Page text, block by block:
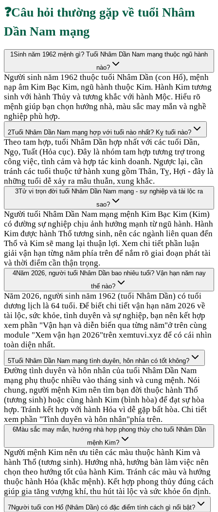
❓Câu hỏi thường gặp về tuổi Nhâm
Dần Nam mạng
1Sinh năm 1962 mệnh gì? Tuổi Nhâm Dần Nam mạng thuộc ngũ hành
nào?
Người sinh năm 1962 thuộc tuổi Nhâm Dần (con Hổ), mệnh
nạp âm Kim Bạc Kim, ngũ hành thuộc Kim. Hành Kim tương
sinh với hành Thủy và tương khắc với hành Mộc. Hiểu rõ
mệnh giúp bạn chọn hướng nhà, màu sắc may mắn và nghề
nghiệp phù hợp.
2Tuổi Nhâm Dần Nam mạng hợp với tuổi nào nhất? Kỵ tuổi nào?
Theo tam hợp, tuổi Nhâm Dần hợp nhất với các tuổi Dần,
Ngọ, Tuất (Hỏa cục). Đây là nhóm tam hợp tương trợ trong
công việc, tình cảm và hợp tác kinh doanh. Ngược lại, cần
tránh các tuổi thuộc tứ hành xung gồm Thân, Tỵ, Hợi - đây là
những tuổi dễ xảy ra mâu thuẫn, xung khắc.
3Tử vi trọn đời tuổi Nhâm Dần Nam mạng - sự nghiệp và tài lộc ra
sao?
Người tuổi Nhâm Dần Nam mạng mệnh Kim Bạc Kim (Kim)
có đường sự nghiệp chịu ảnh hưởng mạnh từ ngũ hành. Hành
Kim được hành Thổ tương sinh, nên các ngành liên quan đến
Thổ và Kim sẽ mang lại thuận lợi. Xem chi tiết phần luận
giải vận hạn từng năm phía trên để nắm rõ giai đoạn phát tài
và thời điểm cần thận trọng.
4Năm 2026, người tuổi Nhâm Dần bao nhiêu tuổi? Vận hạn năm nay
thế nào?
Năm 2026, người sinh năm 1962 (tuổi Nhâm Dần) có tuổi
dương lịch là 64 tuổi. Để biết chi tiết vận hạn năm 2026 về
tài lộc, sức khỏe, tình duyên và sự nghiệp, bạn nên kết hợp
xem phần "Vận hạn và diễn biến qua từng năm"ở trên cùng
module "Xem vận hạn 2026"trên xemtuvi.xyz để có cái nhìn
toàn diện nhất.
5Tuổi Nhâm Dần Nam mạng tình duyên, hôn nhân có tốt không?
Đường tình duyên và hôn nhân của tuổi Nhâm Dần Nam
mạng phụ thuộc nhiều vào tháng sinh và cung mệnh. Nói
chung, người mệnh Kim nên tìm bạn đời thuộc hành Thổ
(tương sinh) hoặc cùng hành Kim (bình hòa) để đạt sự hòa
hợp. Tránh kết hợp với hành Hỏa vì dễ gặp bất hòa. Chi tiết
xem phần "Tình duyên và hôn nhân"phía trên.
6Màu sắc may mắn, hướng nhà hợp phong thủy cho tuổi Nhâm Dần
mệnh Kim?
Người mệnh Kim nên ưu tiên các màu thuộc hành Kim và
hành Thổ (tương sinh). Hướng nhà, hướng bàn làm việc nên
chọn theo hướng tốt của hành Kim. Tránh các màu và hướng
thuộc hành Hỏa (khắc mệnh). Kết hợp phong thủy đúng cách
giúp gia tăng vượng khí, thu hút tài lộc và sức khỏe ổn định.
7Người tuổi con Hổ (Nhâm Dần) có đặc điểm tính cách gì nổi bật?